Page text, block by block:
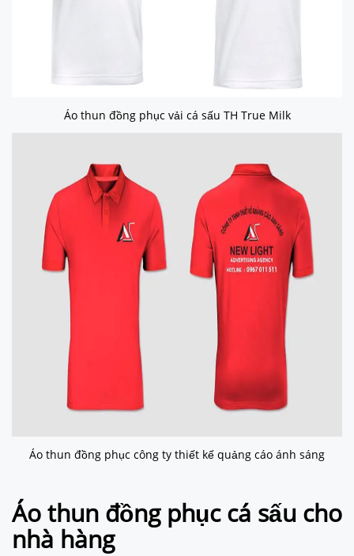
Áo thun đồng phục vải cá sấu TH True Milk
Áo thun đồng phục công ty thiết kế quảng cáo ánh sáng
Áo thun đồng phục cá sấu cho
nhà hàng